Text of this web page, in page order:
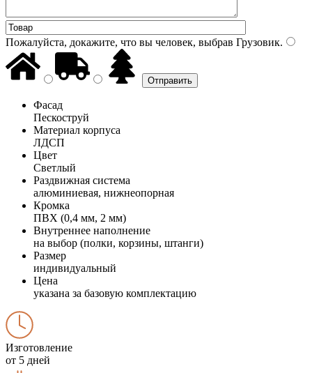
Пожалуйста, докажите, что вы человек, выбрав Грузовик.
Фасад
Пескоструй
Материал корпуса
ЛДСП
Цвет
Светлый
Раздвижная система
алюминиевая, нижнеопорная
Кромка
ПВХ (0,4 мм, 2 мм)
Внутреннее наполнение
на выбор (полки, корзины, штанги)
Размер
индивидуальный
Цена
указана за базовую комплектацию
Изготовление
от 5 дней